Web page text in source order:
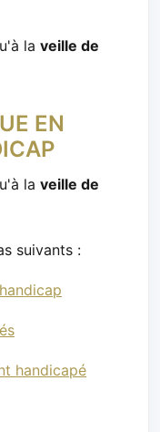
la veille de
EN
la veille de
suivants :
handicapé